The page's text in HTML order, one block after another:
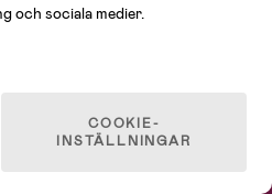
och sociala medier.
COOKIE-
INSTÄLLNINGAR